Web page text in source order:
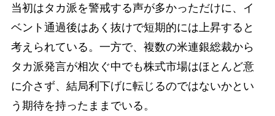
当初はタカ派を警戒する声が多かっただけに、イ
ベント通過後はあく抜けで短期的には上昇すると
考えられている。一方で、複数の米連銀総裁から
タカ派発言が相次ぐ中でも株式市場はほとんど意
に介さず、結局利下げに転じるのではないかとい
う期待を持ったままでいる。